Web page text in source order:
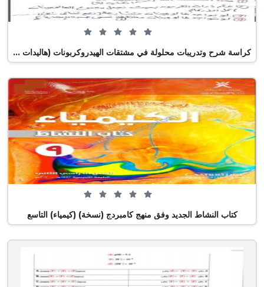
0 من 5 (0 تصويت)
كراسة شرح وتدريبات محلولة في مشتقات الهيدروكربونات (هاليدات الألكيل والأريل الكحولات والإيثرات), (كيمياء) الثاني عشر المتقدم
0 من 5 (0 تصويت)
كتاب النشاط الجديد وفق منهج كامبردج (نسخة) (كيمياء) التاسع